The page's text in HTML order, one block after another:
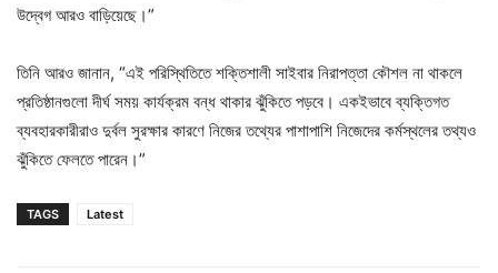
উদ্বেগ আরও বাড়িয়েছে।”
তিনি আরও জানান, “এই পরিস্থিতিতে শক্তিশালী সাইবার নিরাপত্তা কৌশল না থাকলে
প্রতিষ্ঠানগুলো দীর্ঘ সময় কার্যক্রম বন্ধ থাকার ঝুঁকিতে পড়বে। একইভাবে ব্যক্তিগত
ব্যবহারকারীরাও দুর্বল সুরক্ষার কারণে নিজের তথ্যের পাশাপাশি নিজেদের কর্মস্থলের তথ্যও
ঝুঁকিতে ফেলতে পারেন।”
TAGS Latest